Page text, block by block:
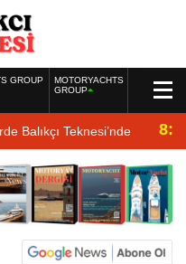
GROUP
MOTORYACHTS
GROUP
Balıkçı Teknesi’nde